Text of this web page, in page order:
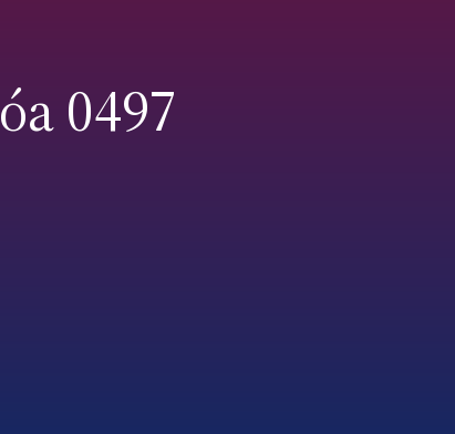
0497